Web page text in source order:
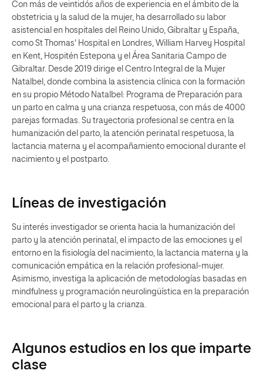
Con más de veintidós años de experiencia en el ámbito de la
obstetricia y la salud de la mujer, ha desarrollado su labor
asistencial en hospitales del Reino Unido, Gibraltar y España,
como St Thomas' Hospital en Londres, William Harvey Hospital
en Kent, Hospitén Estepona y el Área Sanitaria Campo de
Gibraltar. Desde 2019 dirige el Centro Integral de la Mujer
Natalbel, donde combina la asistencia clínica con la formación
en su propio Método Natalbel: Programa de Preparación para
un parto en calma y una crianza respetuosa, con más de 4000
parejas formadas. Su trayectoria profesional se centra en la
humanización del parto, la atención perinatal respetuosa, la
lactancia materna y el acompañamiento emocional durante el
nacimiento y el postparto.
Líneas de investigación
Su interés investigador se orienta hacia la humanización del
parto y la atención perinatal, el impacto de las emociones y el
entorno en la fisiología del nacimiento, la lactancia materna y la
comunicación empática en la relación profesional-mujer.
Asimismo, investiga la aplicación de metodologías basadas en
mindfulness y programación neurolingüística en la preparación
emocional para el parto y la crianza.
Algunos estudios en los que imparte
clase